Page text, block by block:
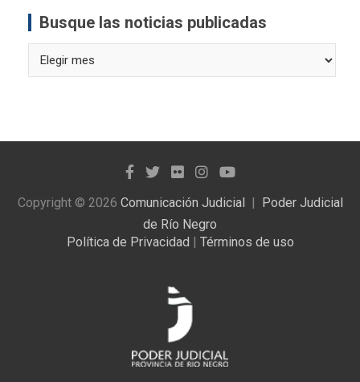
Busque las noticias publicadas
las
Copyright © 2026 Comunicación Judicial
Poder Judicial
de Río Negro
Política de Privacidad
Términos de uso